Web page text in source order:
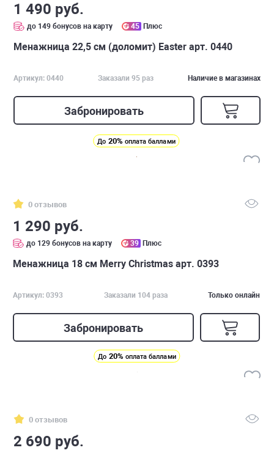
1 490 руб.
до 149 бонусов на карту 45 Плюс
Менажница 22,5 см (доломит) Easter арт. 0440
Артикул: 0440 Заказали 95 раз Наличие в магазинах
Забронировать
До 20% оплата баллами
0 отзывов
1 290 руб.
до 129 бонусов на карту 39 Плюс
Менажница 18 см Merry Christmas арт. 0393
Артикул: 0393 Заказали 104 раза Только онлайн
Забронировать
До 20% оплата баллами
0 отзывов
2 690 руб.